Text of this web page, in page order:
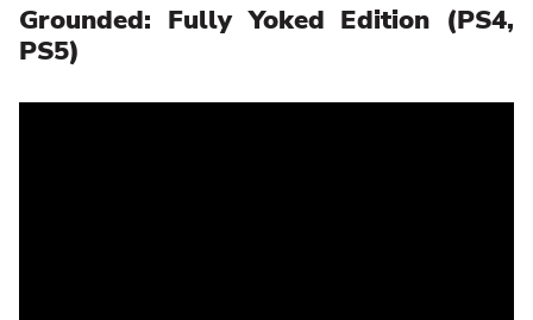
Grounded: Fully Yoked Edition (PS4,
PS5)